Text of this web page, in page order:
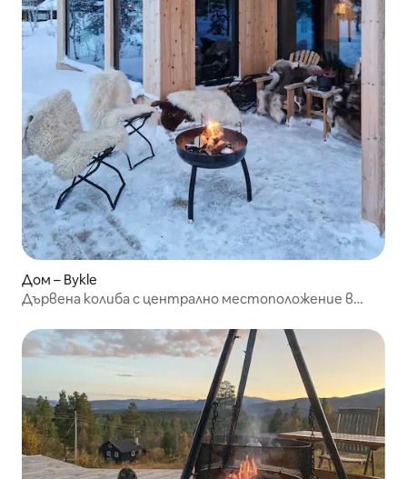
Дом – Bykle
Дървена колиба с централно местоположение в